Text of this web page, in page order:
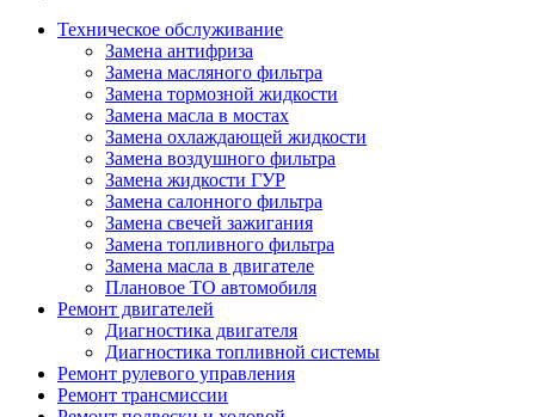
Техническое обслуживание
Замена антифриза
Замена масляного фильтра
Замена тормозной жидкости
Замена масла в мостах
Замена охлаждающей жидкости
Замена воздушного фильтра
Замена жидкости ГУР
Замена салонного фильтра
Замена свечей зажигания
Замена топливного фильтра
Замена масла в двигателе
Плановое ТО автомобиля
Ремонт двигателей
Диагностика двигателя
Диагностика топливной системы
Ремонт рулевого управления
Ремонт трансмиссии